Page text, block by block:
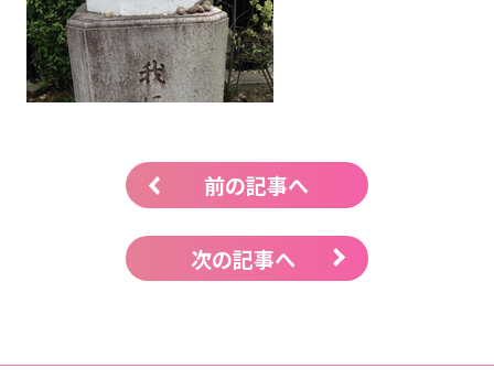
前の記事へ
次の記事へ